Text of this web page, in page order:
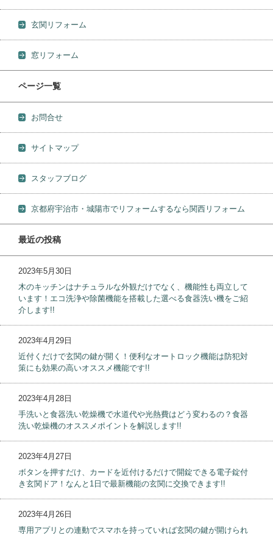
玄関リフォーム
窓リフォーム
ページ一覧
お問合せ
サイトマップ
スタッフブログ
京都府宇治市・城陽市でリフォームするなら関西リフォーム
最近の投稿
2023年5月30日
木のキッチンはナチュラルな外観だけでなく、機能性も両立して
います！エコ洗浄や除菌機能を搭載した選べる食器洗い機をご紹
介します!!
2023年4月29日
近付くだけで玄関の鍵が開く！便利なオートロック機能は防犯対
策にも効果の高いオススメ機能です!!
2023年4月28日
手洗いと食器洗い乾燥機で水道代や光熱費はどう変わるの？食器
洗い乾燥機のオススメポイントを解説します!!
2023年4月27日
ボタンを押すだけ、カードを近付けるだけで開錠できる電子錠付
き玄関ドア！なんと1日で最新機能の玄関に交換できます!!
2023年4月26日
専用アプリとの連動でスマホを持っていれば玄関の鍵が開けられ